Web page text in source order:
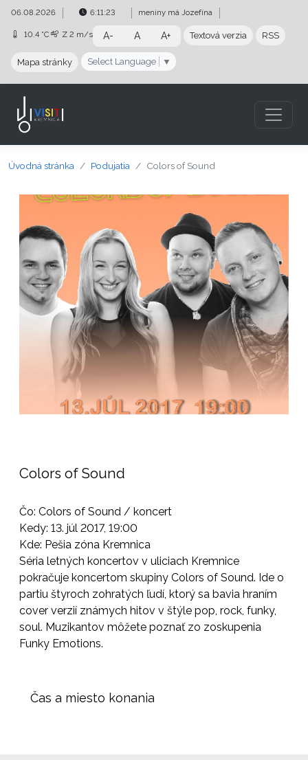
Preskočiť na obsah
Preskočiť na hlavné menu
06.08.2026 6:11:23 meniny má Jozefína
10.4 °C Z 2 m/s A- A A+ Textová verzia RSS
Mapa stránky Select Language ▼
Úvodná stránka Podujatia Colors of Sound
Colors of Sound
Čo: Colors of Sound / koncert
Kedy: 13. júl 2017, 19:00
Kde: Pešia zóna Kremnica
Séria letných koncertov v uliciach Kremnice
pokračuje koncertom skupiny Colors of Sound. Ide o
partiu štyroch zohratých ľudí, ktorý sa bavia hraním
cover verzií známych hitov v štýle pop, rock, funky,
soul. Muzikantov môžete poznať zo zoskupenia
Funky Emotions.
Čas a miesto konania